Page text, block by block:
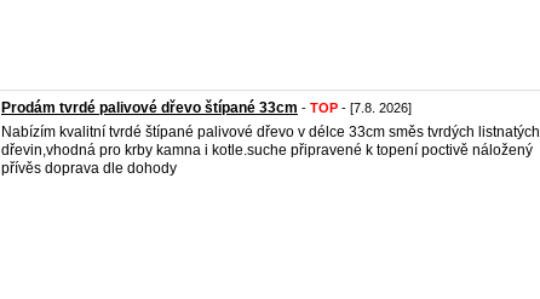
Prodám tvrdé palivové dřevo štípané 33cm - TOP - [7.8. 2026]
Nabízím kvalitní tvrdé štípané palivové dřevo v délce 33cm směs tvrdých listnatých
dřevin,vhodná pro krby kamna i kotle.suche připravené k topení poctivě náložený
přívěs doprava dle dohody